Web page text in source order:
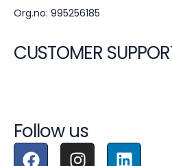
Org.no: 995256185
CUSTOMER
Follow us